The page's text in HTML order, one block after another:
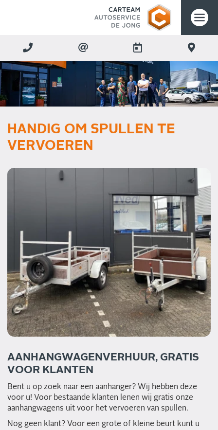
HANDIG OM SPULLEN TE
VERVOEREN
AANHANGWAGENVERHUUR, GRATIS
VOOR KLANTEN
Bent u op zoek naar een aanhanger? Wij hebben deze
voor u! Voor bestaande klanten lenen wij gratis onze
aanhangwagens uit voor het vervoeren van spullen.
Nog geen klant? Voor een grote of kleine beurt kunt u